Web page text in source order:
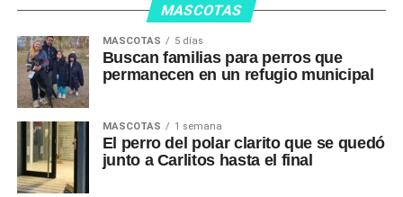
MASCOTAS
MASCOTAS 5 días
Buscan familias para perros que
permanecen en un refugio municipal
MASCOTAS 1 semana
El perro del polar clarito que se quedó
junto a Carlitos hasta el final